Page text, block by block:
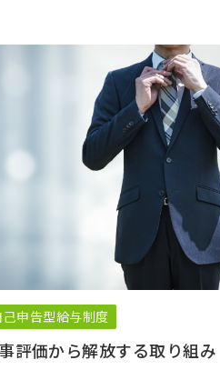
己申告型給与制度
評価から解放する取り組み